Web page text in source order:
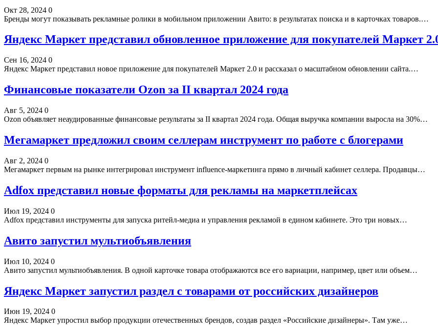
Окт 28, 2024 0
Бренды могут показывать рекламные ролики в мобильном приложении Авито: в результатах поиска и в карточках товаров.…
Яндекс Маркет представил обновленное приложение для покупателей Маркет
Сен 16, 2024 0
Яндекс Маркет представил новое приложение для покупателей Маркет 2.0 и рассказал о масштабном обновлении сайта.…
Финансовые показатели Ozon за II квартал 2024 года
Авг 5, 2024 0
Ozon объявляет неаудированные финансовые результаты за II квартал 2024 года. Общая выручка компании выросла на 30%…
Мегамаркет предложил своим селлерам инструмент по работе с блогерами
Авг 2, 2024 0
Мегамаркет первым на рынке интегрировал инструмент influence-маркетинга прямо в личный кабинет селлера. Продавцы…
Adfox представил новые форматы для рекламы на маркетплейсах
Июл 19, 2024 0
Adfox представил инструменты для запуска ритейл-медиа и управления рекламой в едином кабинете. Это три новых…
Авито запустил мультиобъявления
Июл 10, 2024 0
Авито запустил мультиобъявления. В одной карточке товара отображаются все его вариации, например, цвет или объем…
Яндекс Маркет запустил раздел с товарами от российских дизайнеров
Июн 19, 2024 0
Яндекс Маркет упростил выбор продукции отечественных брендов, создав раздел «Российские дизайнеры». Там уже…